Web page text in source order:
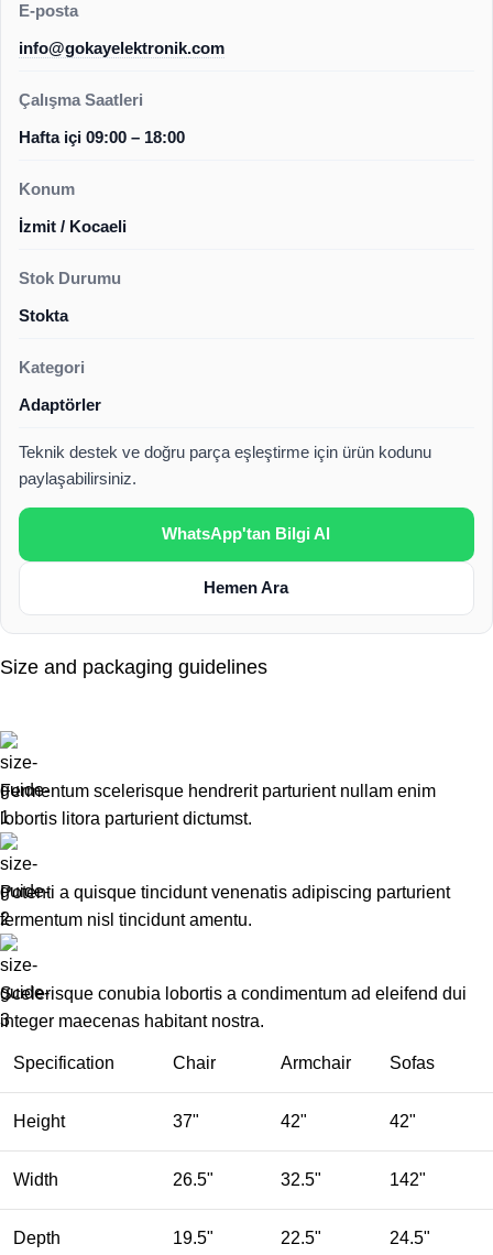
E-posta
info@gokayelektronik.com
Çalışma Saatleri
Hafta içi 09:00 – 18:00
Konum
İzmit / Kocaeli
Stok Durumu
Stokta
Kategori
Adaptörler
Teknik destek ve doğru parça eşleştirme için ürün kodunu
paylaşabilirsiniz.
WhatsApp'tan Bilgi Al
Hemen Ara
Size and packaging guidelines
Fermentum scelerisque hendrerit parturient nullam enim
lobortis litora parturient dictumst.
Potenti a quisque tincidunt venenatis adipiscing parturient
fermentum nisl tinciduntamentu.
Scelerisque conubia lobortis a condimentum ad eleifend dui
integer maecenas habitant nostra.
Specification Chair Armchair Sofas
Height 37" 42" 42"
Width 26.5" 32.5" 142"
Depth 19.5" 22.5" 24.5"